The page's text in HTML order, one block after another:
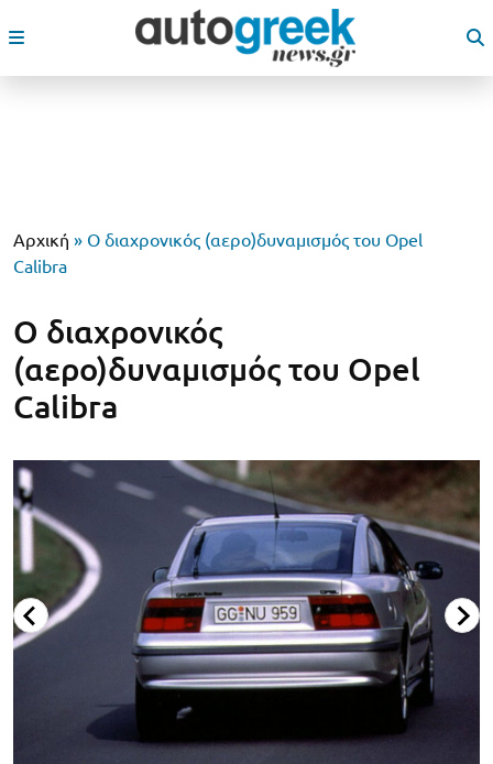
Αρχική » O διαχρονικός (αερο)δυναμισμός του Opel
Calibra
O διαχρονικός
(αερο)δυναμισμός του Opel
Calibra